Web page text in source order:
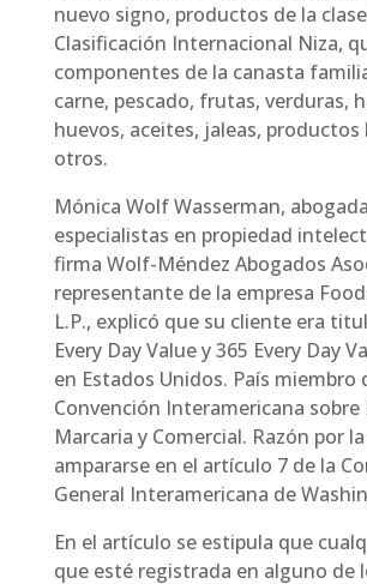
nuevo signo, productos de la
Clasificación Internacional Niza,
componentes de la canasta
carne, pescado, frutas, verduras,
huevos, aceites, jaleas, productos
otros.
Mónica Wolf Wasserman, abogada
especialistas en propiedad
firma Wolf-Méndez Abogados
representante de la empresa
L.P., explicó que su cliente era
Every Day Value y 365 Every Day
en Estados Unidos. País miembro
Convención Interamericana sobre
Marcaria y Comercial. Razón por
ampararse en el artículo 7 de la
General Interamericana de
En el artículo se estipula que
que esté registrada en alguno de